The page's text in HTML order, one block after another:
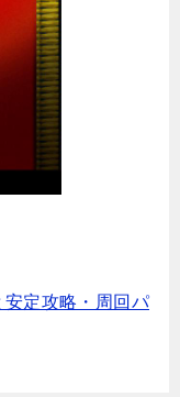
定攻略・周回パ